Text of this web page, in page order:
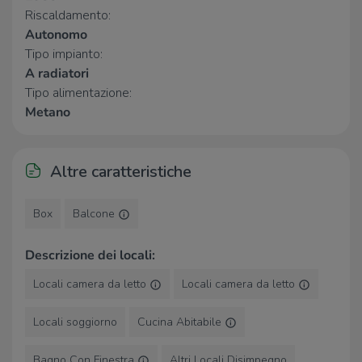
Comunale 2
Farmacia del Portico
Ospedali
Centro Iperbarico
Pronto Soccorso
Extracoop
Conad Superstore
Conad
3,0 Km
Negozi
Riscaldamento:
Autonomo
Tipo impianto:
A radiatori
Tipo alimentazione:
Metano
Altre caratteristiche
Box Balcone
Descrizione dei locali:
Locali camera da letto Locali camera da letto
Locali soggiorno Cucina Abitabile